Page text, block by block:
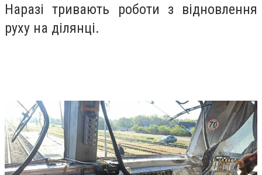
Наразі тривають роботи з відновлення
руху на ділянці.